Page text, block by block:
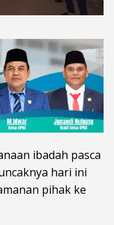
ibadah pasca
hari ini
pihak ke